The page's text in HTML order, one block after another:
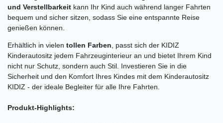
und Verstellbarkeit kann Ihr Kind auch während langer Fahrten
bequem und sicher sitzen, sodass Sie eine entspannte Reise
genießen können.
Erhältlich in vielen tollen Farben , passt sich der KIDIZ
Kinderautositz jedem Fahrzeuginterieur an und bietet Ihrem Kind
nicht nur Schutz, sondern auch Stil. Investieren Sie in die
Sicherheit und den Komfort Ihres Kindes mit dem Kinderautositz
KIDIZ - der ideale Begleiter für alle Ihre Fahrten.
Produkt-Highlights: